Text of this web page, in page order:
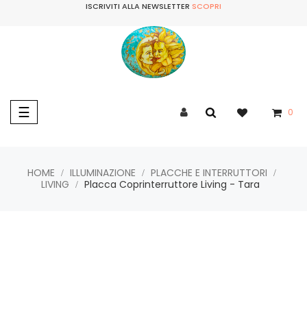
ISCRIVITI ALLA NEWSLETTER SCOPRI
navigazione
Toggle
☰ 0
HOME ILLUMINAZIONE
PLACCHE E INTERRUTTORI
LIVING
Placca Coprinterruttore Living - Tara